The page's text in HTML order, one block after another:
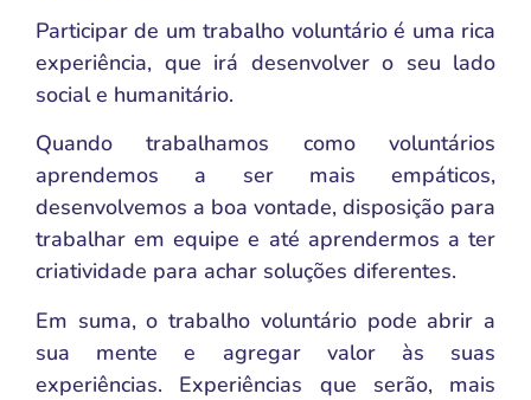
Participar de um trabalho voluntário é uma rica
experiência, que irá desenvolver o seu lado
social e humanitário.
Quando trabalhamos como voluntários
aprendemos a ser mais empáticos,
desenvolvemos a boa vontade, disposição para
trabalhar em equipe e até aprendermos a ter
criatividade para achar soluções diferentes.
Em suma, o trabalho voluntário pode abrir a
sua mente e agregar valor às suas
experiências. Experiências que serão, mais